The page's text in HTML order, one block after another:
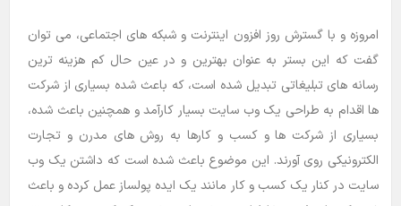
امروزه و با گسترش روز افزون اینترنت و شبکه های اجتماعی، می توان
گفت که این بستر به عنوان بهترین و در عین حال کم هزینه ترین
رسانه های تبلیغاتی تبدیل شده است، که باعث شده بسیاری از شرکت
ها اقدام به طراحی یک وب سایت بسیار کارآمد و همچنین باعث شده،
بسیاری از شرکت ها و کسب و کارها به روش های مدرن و تجارت
الکترونیکی روی آورند. این موضوع باعث شده است که داشتن یک وب
سایت در کنار یک کسب و کار مانند یک ایده پولساز عمل کرده و باعث